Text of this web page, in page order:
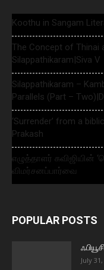
Koothu in Sangam
The Concept of Thinai
Silappathikaram|Siva V
Silappathikaram –
Parallels (Part –
‘Surrender’ from a
Prakash
எழுத்தாளர் கவிஜியின்
விமர்சனப்பார்வை
POPULAR POSTS
July